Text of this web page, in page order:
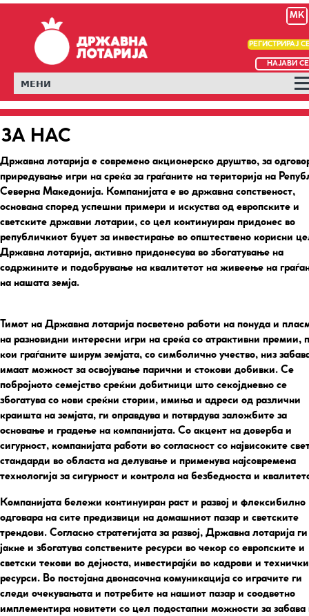
MK
РЕГИСТРИРАЈ
НАЈАВИ СЕ
МЕНИ
ЗА НАС
Државна лотарија е современо акционерско друштво, за
приредување игри на среќа за граѓаните на територија на
Северна Македонија. Компанијата е во државна сопственост,
основана според успешни примери и искуства од европските и
светските државни лотарии, со цел континуиран придонес во
републичкиот буџет за инвестирање во општествено корисни
Државна лотарија, активно придонесува во збогатување на
содржините и подобрување на квалитетот на живеење на
на нашата земја.
Тимот на Државна лотарија посветено работи на понуда и
на разновидни интересни игри на среќа со атрактивни премии,
кои граѓаните ширум земјата, со симболично учество, низ
имаат можност за освојување парични и стокови добивки. Се
побројното семејство среќни добитници што секојдневно се
збогатува со нови среќни стории, имиња и адреси од различни
краишта на земјата, ги оправдува и потврдува заложбите за
основање и градење на компанијата. Со акцент на доверба и
сигурност, компанијата работи во согласност со највисоките
стандарди во областа на делување и применува најсовремена
технологија за сигурност и контрола на безбедноста и
Компанијата бележи континуиран раст и развој и флексибилно
одговара на сите предизвици на домашниот пазар и светските
трендови. Согласно стратегијата за развој, Државна лотарија ги
јакне и збогатува сопствените ресурси во чекор со европските и
светски текови во дејноста, инвестирајќи во кадрови и технички
ресурси. Во постојана двонасочна комуникација со играчите ги
следи очекувањата и потребите на нашиот пазар и соодветно
имплементира новитети со цел подостапни можности за забава